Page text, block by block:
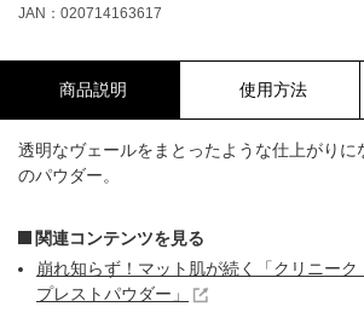
JAN：020714163617
商品説明 使用方法
透明なヴェールをまとったような仕上がりに
のパウダー。
関連コンテンツを見る
崩れ知らず！マット肌が続く「クリニー
プレストパウダー」